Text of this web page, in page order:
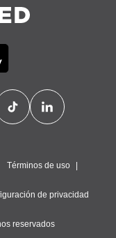
Términos de uso
de privacidad
reservados